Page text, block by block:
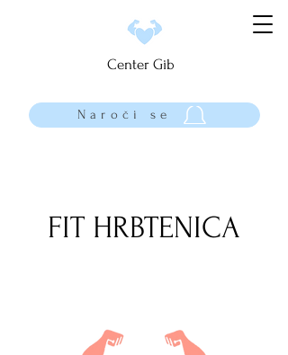
Naroči se
Center Gib
FIT HRBTENICA